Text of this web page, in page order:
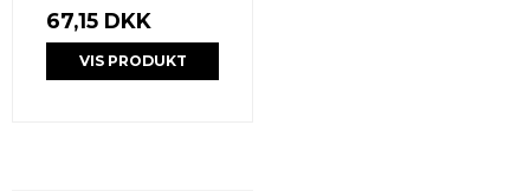
67,15 DKK
VIS PRODUKT